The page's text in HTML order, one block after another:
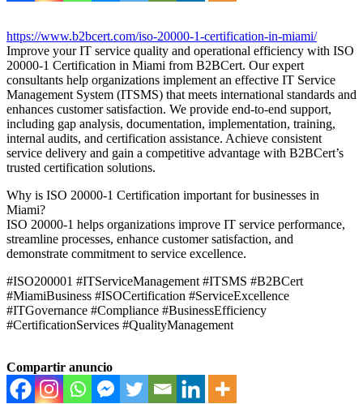
https://www.b2bcert.com/iso-20000-1-certification-in-miami/
Improve your IT service quality and operational efficiency with ISO
20000-1 Certification in Miami from B2BCert. Our expert
consultants help organizations implement an effective IT Service
Management System (ITSMS) that meets international standards and
enhances customer satisfaction. We provide end-to-end support,
including gap analysis, documentation, implementation, training,
internal audits, and certification assistance. Achieve consistent
service delivery and gain a competitive advantage with B2BCert’s
trusted certification solutions.
Why is ISO 20000-1 Certification important for businesses in
Miami?
ISO 20000-1 helps organizations improve IT service performance,
streamline processes, enhance customer satisfaction, and
demonstrate commitment to service excellence.
#ISO200001 #ITServiceManagement #ITSMS #B2BCert
#MiamiBusiness #ISOCertification #ServiceExcellence
#ITGovernance #Compliance #BusinessEfficiency
#CertificationServices #QualityManagement
Compartir anuncio